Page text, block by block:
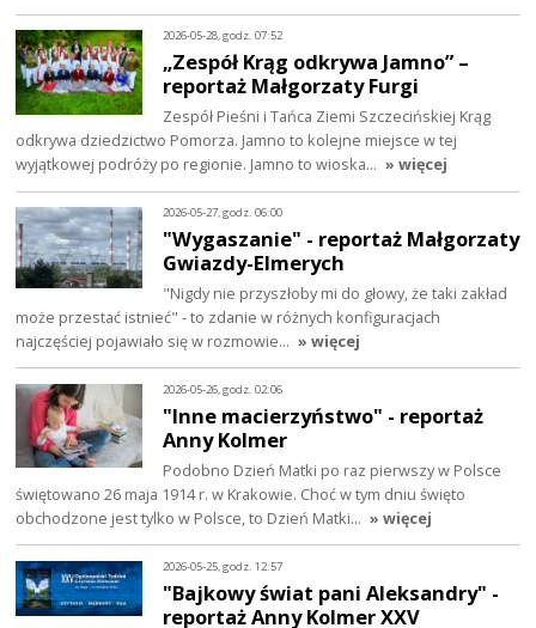
2026-05-28, godz. 07:52
„Zespół Krąg odkrywa Jamno” –
reportaż Małgorzaty Furgi
Zespół Pieśni i Tańca Ziemi Szczecińskiej Krąg
odkrywa dziedzictwo Pomorza. Jamno to kolejne miejsce w tej
wyjątkowej podróży po regionie. Jamno to wioska… » więcej
2026-05-27, godz. 06:00
"Wygaszanie" - reportaż Małgorzaty
Gwiazdy-Elmerych
"Nigdy nie przyszłoby mi do głowy, że taki zakład
może przestać istnieć" - to zdanie w różnych konfiguracjach
najczęściej pojawiało się w rozmowie… » więcej
2026-05-26, godz. 02:06
"Inne macierzyństwo" - reportaż
Anny Kolmer
Podobno Dzień Matki po raz pierwszy w Polsce
świętowano 26 maja 1914 r. w Krakowie. Choć w tym dniu święto
obchodzone jest tylko w Polsce, to Dzień Matki… » więcej
2026-05-25, godz. 12:57
"Bajkowy świat pani Aleksandry" -
reportaż Anny Kolmer XXV